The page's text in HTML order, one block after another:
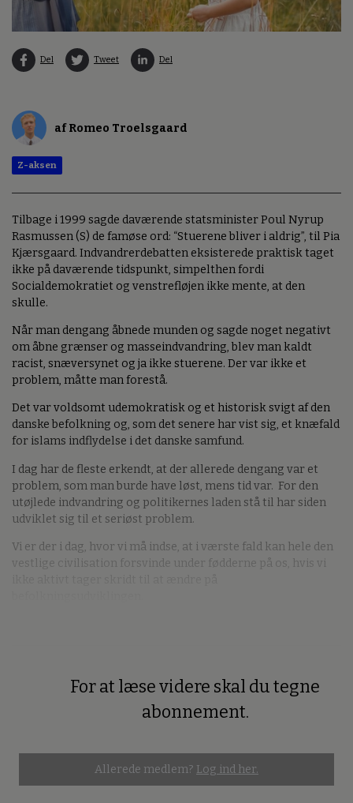
Del Tweet Del
af Romeo Troelsgaard
Z-aksen
Tilbage i 1999 sagde daværende statsminister Poul Nyrup
Rasmussen (S) de famøse ord: “Stuerene bliver i aldrig”, til Pia
Kjærsgaard. Indvandrerdebatten eksisterede praktisk taget
ikke på daværende tidspunkt, simpelthen fordi
Socialdemokratiet og venstrefløjen ikke mente, at den
skulle.
Når man dengang åbnede munden og sagde noget negativt
om åbne grænser og masseindvandring, blev man kaldt
racist, snæversynet og ja ikke stuerene. Der var ikke et
problem, måtte man forestå.
Det var voldsomt udemokratisk og et historisk svigt af den
danske befolkning og, som det senere har vist sig, et knæfald
for islams indflydelse i det danske samfund.
I dag har de fleste erkendt, at der allerede dengang var et
problem, som man burde have løst, mens tid var. For den
utøjlede indvandring og politikernes laden stå til har siden
udviklet sig til et seriøst problem.
Vi er der i dag, hvor vi må indse, at i værste fald kan hele den
vestlige civilisation forsvinde under fødderne på os, hvis vi
For at læse videre skal du tegne
abonnement.
Allerede medlem? Log ind her.